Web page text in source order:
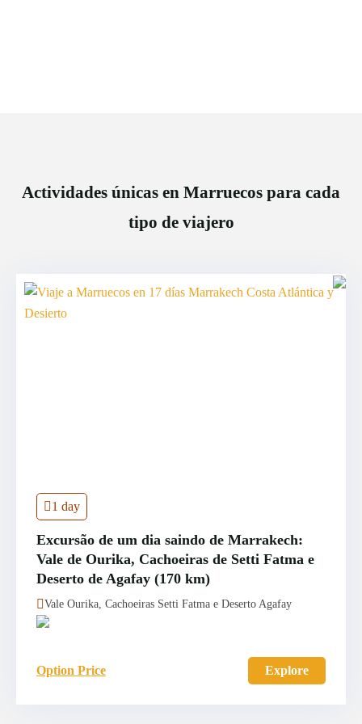
Actividades únicas en Marruecos para cada
tipo de viajero
1 day
Excursão de um dia saindo de Marrakech:
Vale de Ourika, Cachoeiras de Setti Fatma e
Deserto de Agafay (170 km)
Vale Ourika, Cachoeiras Setti Fatma e Deserto Agafay
Option Price Explore